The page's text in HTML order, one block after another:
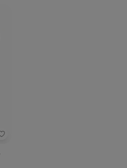
Carinhoso - Conjunto Laços